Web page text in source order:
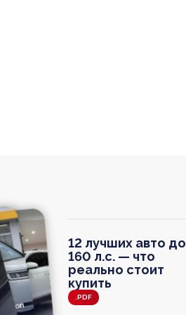
12 лучших авто до
160 л.с. — что
реально стоит
купить
.PDF